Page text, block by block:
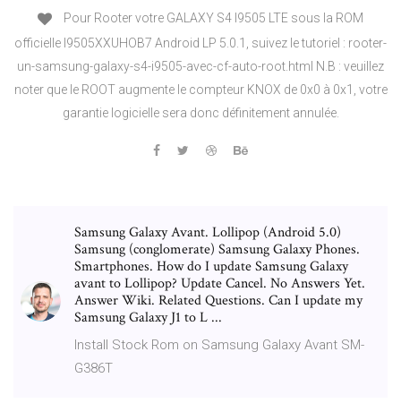
Pour Rooter votre GALAXY S4 I9505 LTE sous la ROM
officielle I9505XXUHOB7 Android LP 5.0.1, suivez le tutoriel : rooter-
un-samsung-galaxy-s4-i9505-avec-cf-auto-root.html N.B : veuillez
noter que le ROOT augmente le compteur KNOX de 0x0 à 0x1, votre
garantie logicielle sera donc définitement annulée.
Samsung Galaxy Avant. Lollipop (Android 5.0)
Samsung (conglomerate) Samsung Galaxy Phones.
Smartphones. How do I update Samsung Galaxy
avant to Lollipop? Update Cancel. No Answers Yet.
Answer Wiki. Related Questions. Can I update my
Samsung Galaxy J1 to L ...
Install Stock Rom on Samsung Galaxy Avant SM-
G386T